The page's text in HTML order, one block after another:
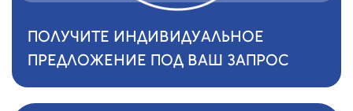
ПОЛУЧИТЕ ИНДИВИДУАЛЬНОЕ
ПРЕДЛОЖЕНИЕ ПОД ВАШ ЗАПРОС